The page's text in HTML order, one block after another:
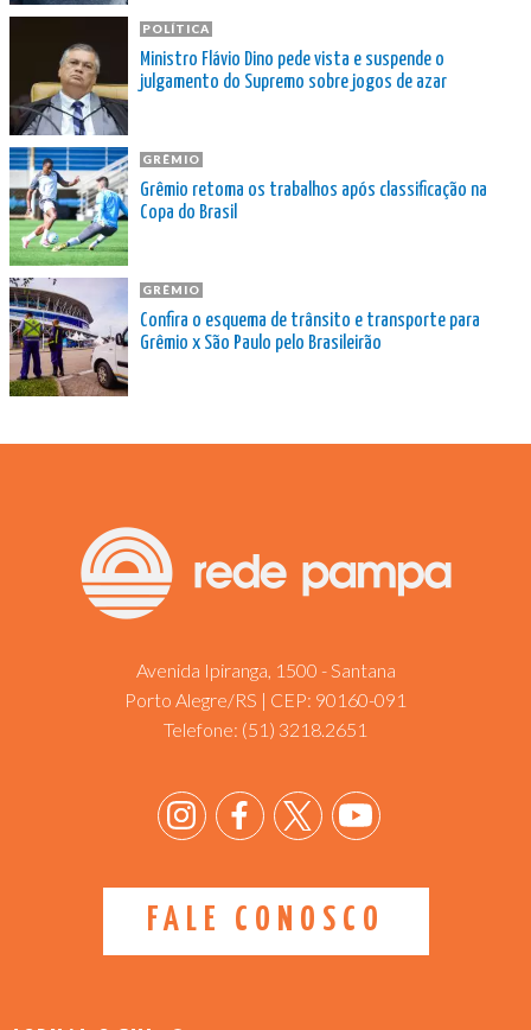
POLÍTICA
Ministro Flávio Dino pede vista e suspende o
julgamento do Supremo sobre jogos de azar
GRÊMIO
Grêmio retoma os trabalhos após classificação na
Copa do Brasil
GRÊMIO
Confira o esquema de trânsito e transporte para
Grêmio x São Paulo pelo Brasileirão
Avenida Ipiranga, 1500 - Santana
Porto Alegre/RS | CEP: 90160-091
Telefone: (51) 3218.2651
FALE CONOSCO